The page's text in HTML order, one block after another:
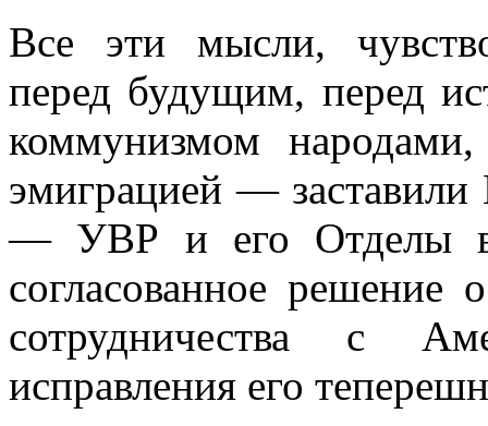
Все эти мысли,
перед будущим, пе­ред
коммунизмом народами,
эмиграцией —
— УВР и его Отделы в
согласованное решение
сотрудничества с
исправления его